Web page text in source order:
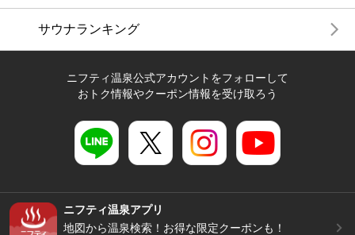
サウナランキング
ニフティ温泉公式アカウントをフォローして
おトク情報やクーポン情報を受け取ろう
ニフティ温泉アプリ
地図から温泉検索！お得な限定クーポンも！